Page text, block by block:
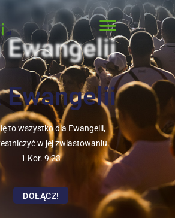
Ewangelii
Ewangelii
to wszystko dla Ewangelii,
w jej zwiastowaniu.
1 Kor. 9:23
DOŁĄCZ!